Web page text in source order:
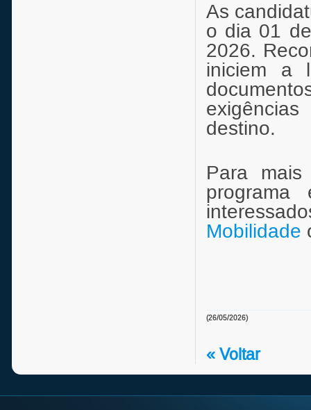
As
o dia 01
2026.
iniciem a
destino.
Para
Mobilidade
(26/05/2026)
« Voltar